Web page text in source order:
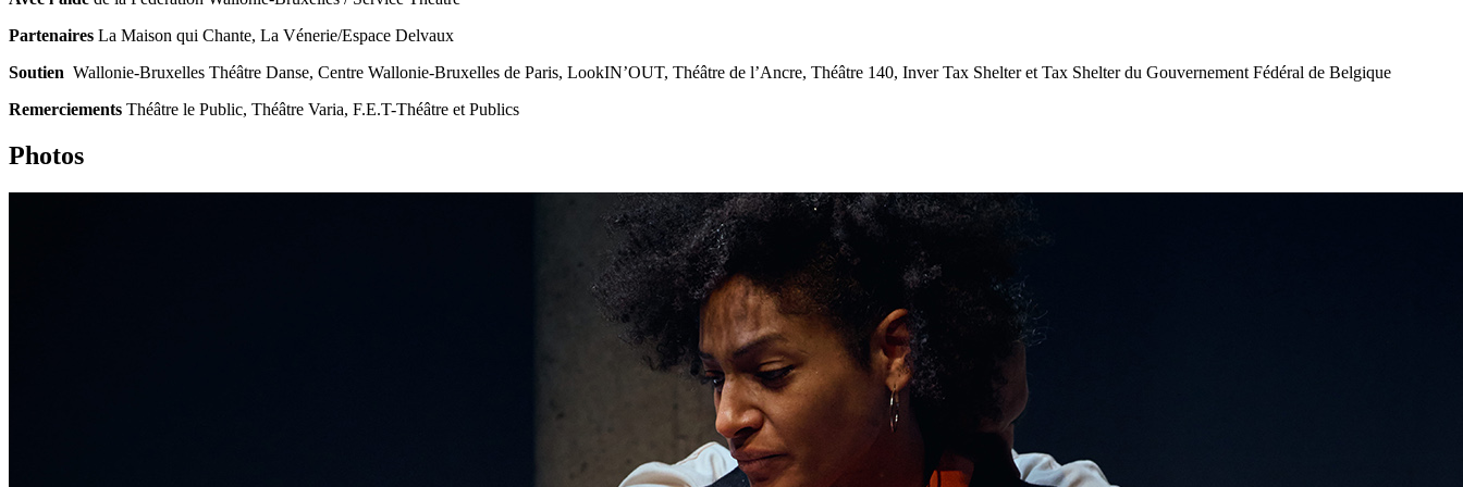
Partenaires La Maison qui Chante, La Vénerie/Espace Delvaux
Soutien Wallonie-Bruxelles Théâtre Danse, Centre Wallonie-Bruxelles de Paris, LookIN’OUT, Théâtre de l’Ancre, Théâtre 140, Inver Tax Shelter et Tax Shelter du Gouvernement Fédéral de Belgique
Remerciements Théâtre le Public, Théâtre Varia, F.E.T-Théâtre et Publics
Photos